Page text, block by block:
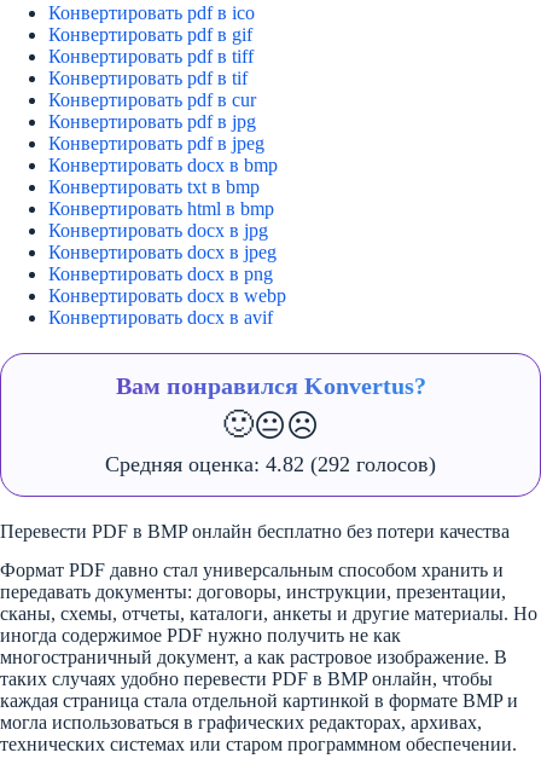
Конвертировать pdf в ico
Конвертировать pdf в gif
Конвертировать pdf в tiff
Конвертировать pdf в tif
Конвертировать pdf в cur
Конвертировать pdf в jpg
Конвертировать pdf в jpeg
Конвертировать docx в bmp
Конвертировать txt в bmp
Конвертировать html в bmp
Конвертировать docx в jpg
Конвертировать docx в jpeg
Конвертировать docx в png
Конвертировать docx в webp
Конвертировать docx в avif
Вам понравился Konvertus?
🙂😐☹️
Средняя оценка: 4.82 (292 голосов)
Перевести PDF в BMP онлайн бесплатно без потери качества
Формат PDF давно стал универсальным способом хранить и
передавать документы: договоры, инструкции, презентации,
сканы, схемы, отчеты, каталоги, анкеты и другие материалы. Но
иногда содержимое PDF нужно получить не как
многостраничный документ, а как растровое изображение. В
таких случаях удобно перевести PDF в BMP онлайн, чтобы
каждая страница стала отдельной картинкой в формате BMP и
могла использоваться в графических редакторах, архивах,
технических системах или старом программном обеспечении.